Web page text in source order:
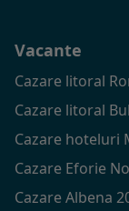
Vacante
Cazare litoral
Cazare litoral
Cazare hoteluri
Cazare Eforie
Cazare Albena